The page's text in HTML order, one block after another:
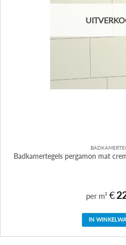
Badkamertegels pergamon mat
per m² €
IN